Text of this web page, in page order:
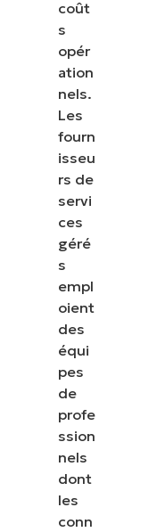
coût
s
opér
ation
nels.
Les
fourn
isseu
rs de
servi
ces
géré
s
empl
oient
des
équi
pes
de
profe
ssion
nels
dont
les
conn